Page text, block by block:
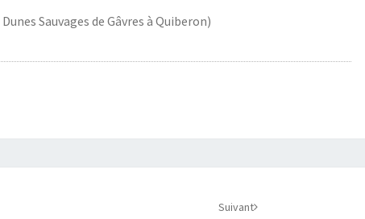
Sauvages de Gâvres à Quiberon)
Suivant